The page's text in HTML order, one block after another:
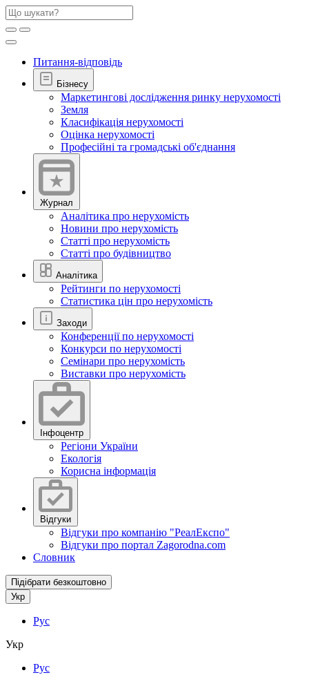
Питання-відповідь
Бізнесу
Маркетингові дослідження ринку нерухомості
Земля
Класифікація нерухомості
Оцінка нерухомості
Професійні та громадські об'єднання
Журнал
Аналітика про нерухомість
Новини про нерухомість
Статті про нерухомість
Статті про будівництво
Аналітика
Рейтинги по нерухомості
Статистика цін про нерухомість
Заходи
Конференції по нерухомості
Конкурси по нерухомості
Семінари про нерухомість
Виставки про нерухомість
Інфоцентр
Регіони України
Екологія
Корисна інформація
Відгуки
Відгуки про компанію "РеалЕкспо"
Відгуки про портал Zagorodna.com
Словник
Підібрати безкоштовно
Укр
Рус
Укр
Рус